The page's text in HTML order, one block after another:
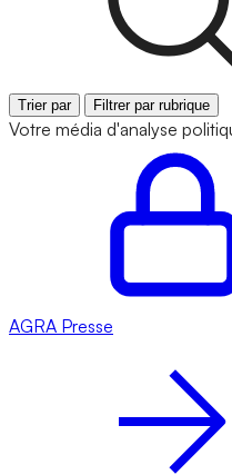
Trier par Filtrer par rubrique
Votre média d'analyse
AGRA Presse